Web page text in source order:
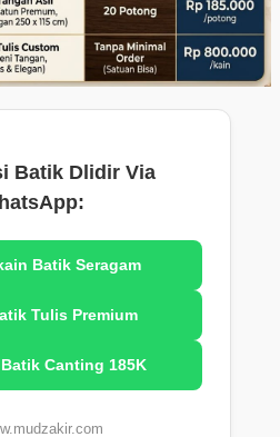
Batik Dlidir Via
Batik Seragam
Tulis Premium
Canting 185K